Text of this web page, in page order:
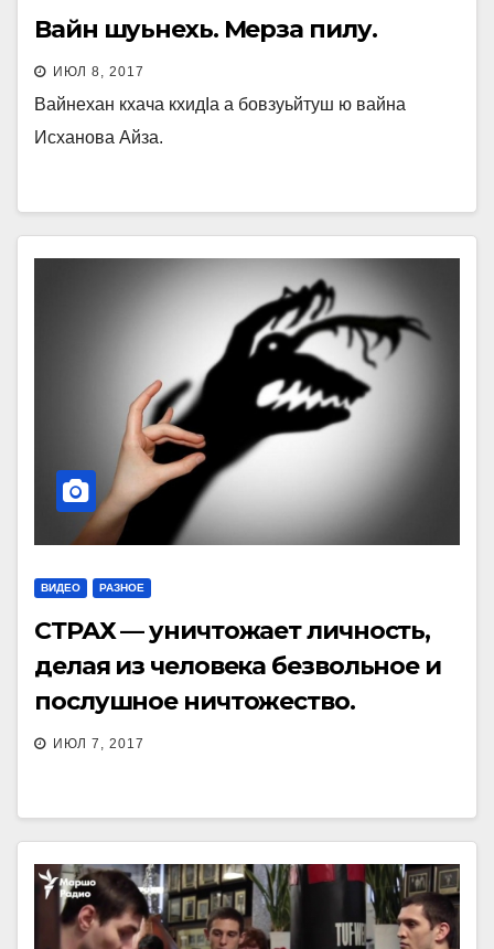
Вайн шуьнехь. Мерза пилу.
ИЮЛ 8, 2017
Вайнехан кхача кхидIа а бовзуьйтуш ю вайна
Исханова Айза.
ВИДЕО РАЗНОЕ
СТРАХ — уничтожает личность,
делая из человека безвольное и
послушное ничтожество.
ИЮЛ 7, 2017